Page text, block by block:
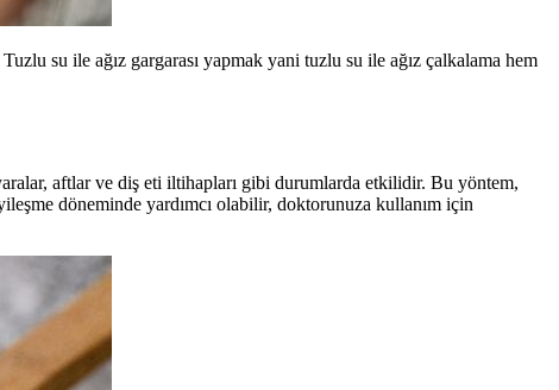
su ile ağız gargarası yapmak yani tuzlu su ile ağız çalkalama hem
aftlar ve diş eti iltihapları gibi durumlarda etkilidir. Bu yöntem,
döneminde yardımcı olabilir, doktorunuza kullanım için